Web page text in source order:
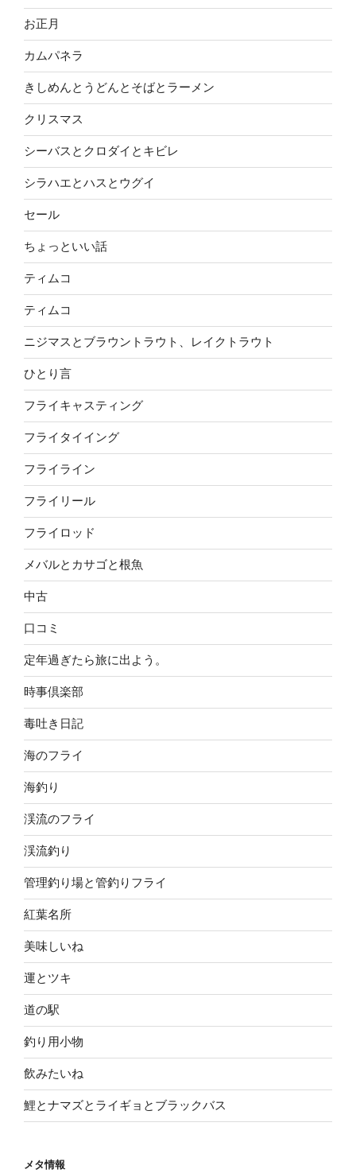
お正月
カムパネラ
きしめんとうどんとそばとラーメン
クリスマス
シーバスとクロダイとキビレ
シラハエとハスとウグイ
セール
ちょっといい話
ティムコ
ティムコ
ニジマスとブラウントラウト、レイクトラウト
ひとり言
フライキャスティング
フライタイイング
フライライン
フライリール
フライロッド
メバルとカサゴと根魚
中古
口コミ
定年過ぎたら旅に出よう。
時事倶楽部
毒吐き日記
海のフライ
海釣り
渓流のフライ
渓流釣り
管理釣り場と管釣りフライ
紅葉名所
美味しいね
運とツキ
道の駅
釣り用小物
飲みたいね
鯉とナマズとライギョとブラックバス
メタ情報